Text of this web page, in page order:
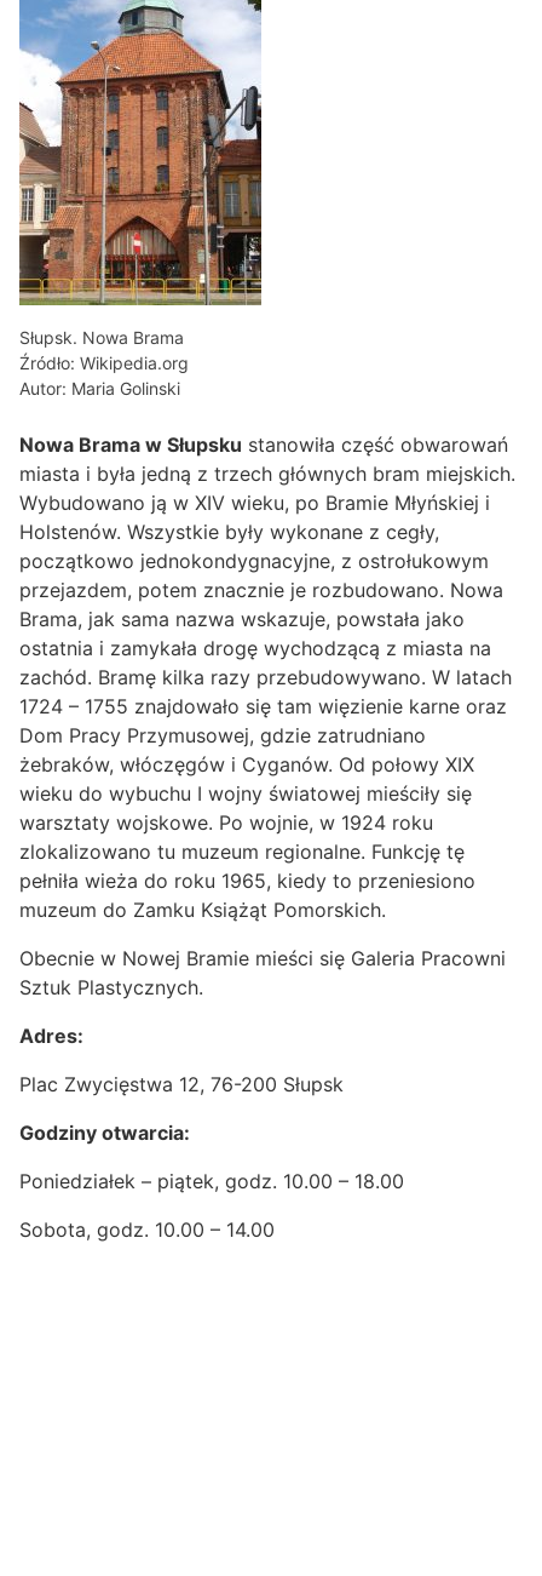
Słupsk. Nowa Brama
Źródło: Wikipedia.org
Autor: Maria Golinski
Nowa Brama w Słupsku stanowiła część obwarowań
miasta i była jedną z trzech głównych bram miejskich.
Wybudowano ją w XIV wieku, po Bramie Młyńskiej i
Holstenów. Wszystkie były wykonane z cegły,
początkowo jednokondygnacyjne, z ostrołukowym
przejazdem, potem znacznie je rozbudowano. Nowa
Brama, jak sama nazwa wskazuje, powstała jako
ostatnia i zamykała drogę wychodzącą z miasta na
zachód. Bramę kilka razy przebudowywano. W latach
1724 – 1755 znajdowało się tam więzienie karne oraz
Dom Pracy Przymusowej, gdzie zatrudniano
żebraków, włóczęgów i Cyganów. Od połowy XIX
wieku do wybuchu I wojny światowej mieściły się
warsztaty wojskowe. Po wojnie, w 1924 roku
zlokalizowano tu muzeum regionalne. Funkcję tę
pełniła wieża do roku 1965, kiedy to przeniesiono
muzeum do Zamku Książąt Pomorskich.
Obecnie w Nowej Bramie mieści się Galeria Pracowni
Sztuk Plastycznych.
Adres:
Plac Zwycięstwa 12, 76-200 Słupsk
Godziny otwarcia:
Poniedziałek – piątek, godz. 10.00 – 18.00
Sobota, godz. 10.00 – 14.00